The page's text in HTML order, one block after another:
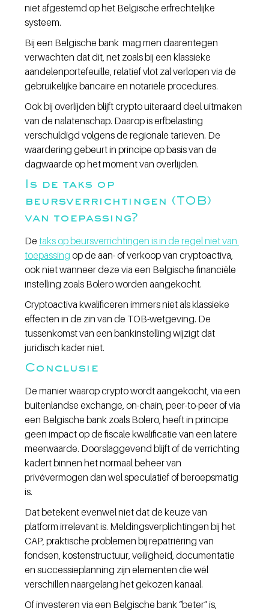
niet afgestemd op het Belgische erfrechtelijke
systeem.
Bij een Belgische bank  mag men daarentegen
verwachten dat dit, net zoals bij een klassieke
aandelenportefeuille, relatief vlot zal verlopen via de
gebruikelijke bancaire en notariële procedures.
Ook bij overlijden blijft crypto uiteraard deel uitmaken
van de nalatenschap. Daarop is erfbelasting
verschuldigd volgens de regionale tarieven. De
waardering gebeurt in principe op basis van de
dagwaarde op het moment van overlijden.
Is de taks op
beursverrichtingen (TOB)
van toepassing?
De taks op beursverrichtingen is in de regel niet van
toepassing op de aan- of verkoop van cryptoactiva,
ook niet wanneer deze via een Belgische financiële
instelling zoals Bolero worden aangekocht.
Cryptoactiva kwalificeren immers niet als klassieke
effecten in de zin van de TOB-wetgeving. De
tussenkomst van een bankinstelling wijzigt dat
juridisch kader niet.
Conclusie
De manier waarop crypto wordt aangekocht, via een
buitenlandse exchange, on-chain, peer-to-peer of via
een Belgische bank zoals Bolero, heeft in principe
geen impact op de fiscale kwalificatie van een latere
meerwaarde. Doorslaggevend blijft of de verrichting
kadert binnen het normaal beheer van
privévermogen dan wel speculatief of beroepsmatig
is.
Dat betekent evenwel niet dat de keuze van
platform irrelevant is. Meldingsverplichtingen bij het
CAP, praktische problemen bij repatriëring van
fondsen, kostenstructuur, veiligheid, documentatie
en successieplanning zijn elementen die wél
verschillen naargelang het gekozen kanaal.
Of investeren via een Belgische bank “beter” is,